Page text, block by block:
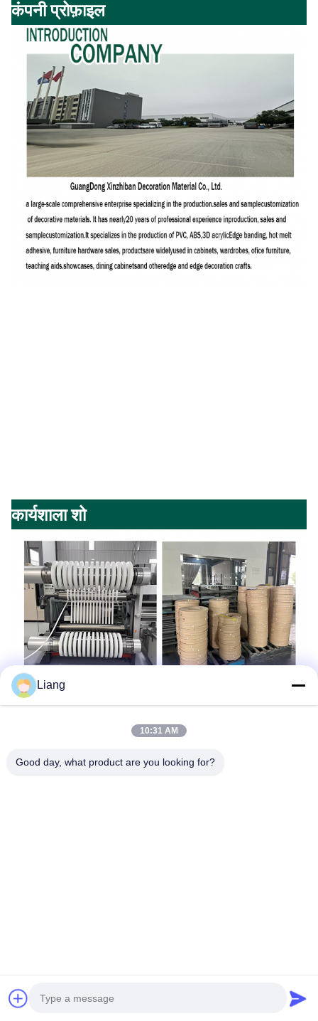
कंपनी प्रोफ़ाइल
कार्यशाला शो
Liang
10:31 AM
Good day, what product are you looking for?